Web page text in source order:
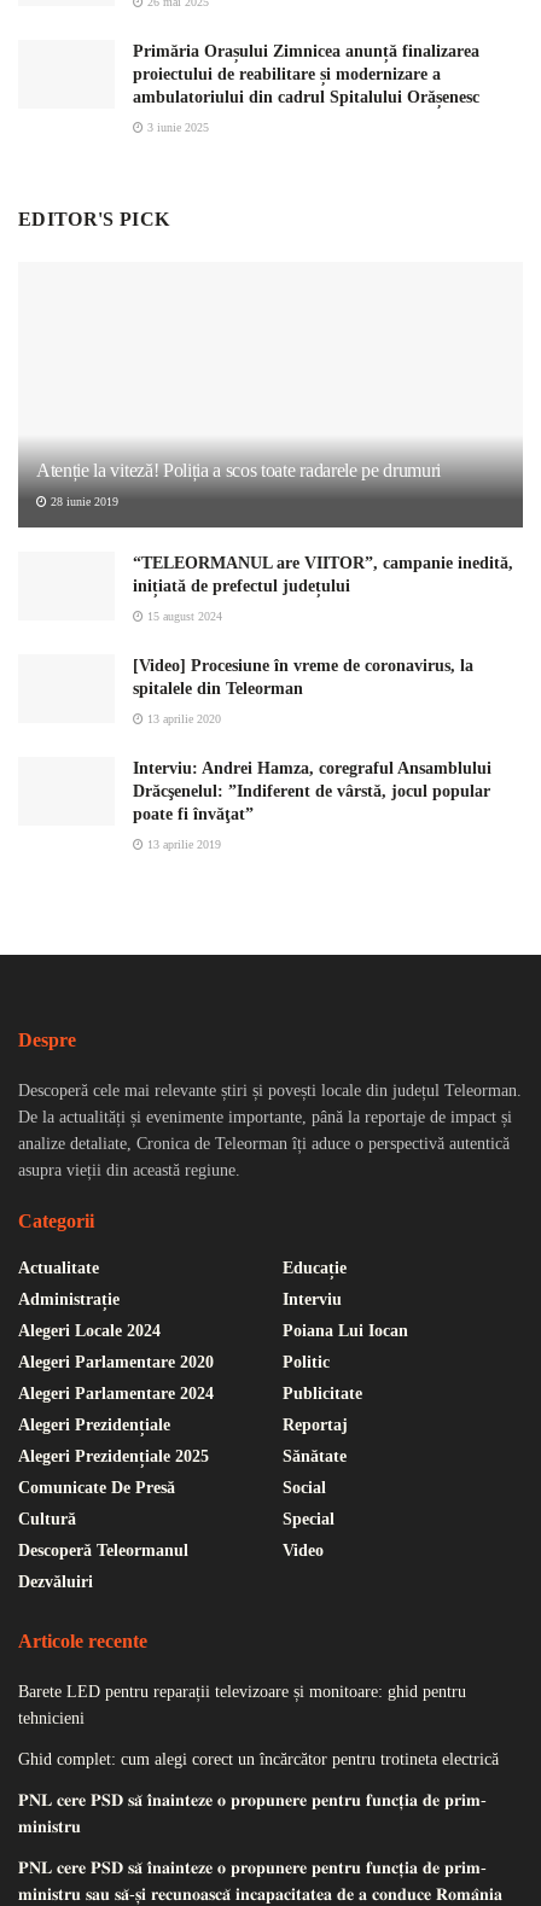
Primăria Orașului Zimnicea anunță finalizarea
proiectului de reabilitare și modernizare a
ambulatoriului din cadrul Spitalului Orășenesc
3 iunie 2025
EDITOR'S PICK
Atenție la viteză! Poliția a scos toate radarele pe drumuri
28 iunie 2019
“TELEORMANUL are VIITOR”, campanie inedită,
inițiată de prefectul județului
15 august 2024
[Video] Procesiune în vreme de coronavirus, la
spitalele din Teleorman
13 aprilie 2020
Interviu: Andrei Hamza, coregraful Ansamblului
Drăcşenelul: ”Indiferent de vârstă, jocul popular
poate fi învăţat”
13 aprilie 2019
Despre
Descoperă cele mai relevante știri și povești locale din județul Teleorman.
De la actualități și evenimente importante, până la reportaje de impact și
analize detaliate, Cronica de Teleorman îți aduce o perspectivă autentică
asupra vieții din această regiune.
Categorii
Actualitate
Administrație
Alegeri Locale 2024
Alegeri Parlamentare 2020
Alegeri Parlamentare 2024
Alegeri Prezidențiale
Alegeri Prezidențiale 2025
Comunicate De Presă
Cultură
Descoperă Teleormanul
Dezvăluiri
Educație
Interviu
Poiana Lui Iocan
Politic
Publicitate
Reportaj
Sănătate
Social
Special
Video
Articole recente
Barete LED pentru reparații televizoare și monitoare: ghid pentru
tehnicieni
Ghid complet: cum alegi corect un încărcător pentru trotineta electrică
𝐏𝐍𝐋 𝐜𝐞𝐫𝐞 𝐏𝐒𝐃 𝐬𝐚̆ 𝐢̂𝐧𝐚𝐢𝐧𝐭𝐞𝐳𝐞 𝐨 𝐩𝐫𝐨𝐩𝐮𝐧𝐞𝐫𝐞 𝐩𝐞𝐧𝐭𝐫𝐮 𝐟𝐮𝐧𝐜𝐭̦𝐢𝐚 𝐝𝐞 𝐩𝐫𝐢𝐦-
𝐦𝐢𝐧𝐢𝐬𝐭𝐫𝐮
𝐏𝐍𝐋 𝐜𝐞𝐫𝐞 𝐏𝐒𝐃 𝐬𝐚̆ 𝐢̂𝐧𝐚𝐢𝐧𝐭𝐞𝐳𝐞 𝐨 𝐩𝐫𝐨𝐩𝐮𝐧𝐞𝐫𝐞 𝐩𝐞𝐧𝐭𝐫𝐮 𝐟𝐮𝐧𝐜𝐭̦𝐢𝐚 𝐝𝐞 𝐩𝐫𝐢𝐦-
𝐦𝐢𝐧𝐢𝐬𝐭𝐫𝐮 𝐬𝐚𝐮 𝐬𝐚̆-𝐬̦𝐢 𝐫𝐞𝐜𝐮𝐧𝐨𝐚𝐬𝐜𝐚̆ 𝐢𝐧𝐜𝐚𝐩𝐚𝐜𝐢𝐭𝐚𝐭𝐞𝐚 𝐝𝐞 𝐚 𝐜𝐨𝐧𝐝𝐮𝐜𝐞 𝐑𝐨𝐦𝐚̂𝐧𝐢𝐚